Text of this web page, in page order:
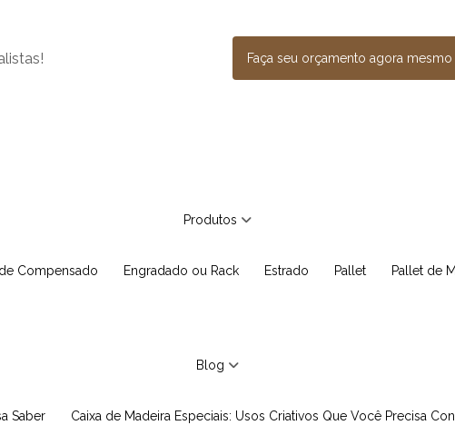
Faça seu orçamento agora mesmo
Produtos
Compensado Engradado ou Rack Estrado Pallet Pallet de
Blog
Saber Caixa de Madeira Especiais: Usos Criativos Que Você Precisa